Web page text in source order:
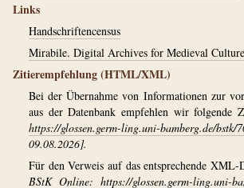
Links
Handschriftencensus
Mirabile. Digital Archives for Medieval
Zitierempfehlung (HTML/XML)
Bei der Übernahme von Informationen zur
aus der Datenbank empfehlen wir folgende
https://glossen.germ-ling.uni-bamberg.de/bstk/
09.08.2026].
Für den Verweis auf das entsprechende
BStK Online: https://glossen.germ-ling.uni-